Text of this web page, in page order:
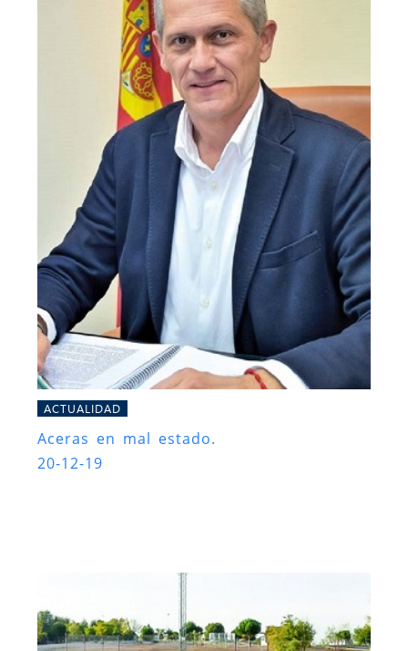
ACTUALIDAD
Aceras en mal estado.
20-12-19